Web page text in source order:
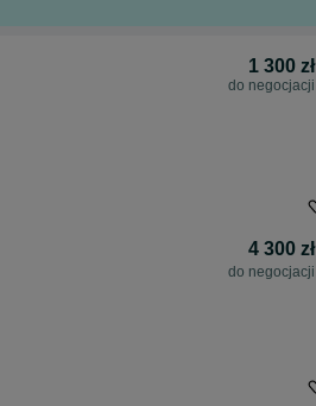
1 300 zł
do negocjacji
4 300 zł
do negocjacji